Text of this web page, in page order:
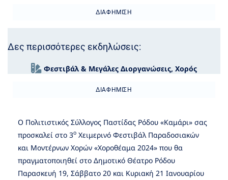
ΔΙΑΦΉΜΙΣΗ
Δες περισσότερες εκδηλώσεις:
Φεστιβάλ & Μεγάλες Διοργανώσεις, Χορός
ΔΙΑΦΉΜΙΣΗ
Ο Πολιτιστικός Σύλλογος Παστίδας Ρόδου «Καμάρι» σας
προσκαλεί στο 3ο Χειμερινό Φεστιβάλ Παραδοσιακών
και Μοντέρνων Χορών «Χοροθέαμα 2024» που θα
πραγματοποιηθεί στο Δημοτικό Θέατρο Ρόδου
Παρασκευή 19, Σάββατο 20 και Κυριακή 21 Ιανουαρίου